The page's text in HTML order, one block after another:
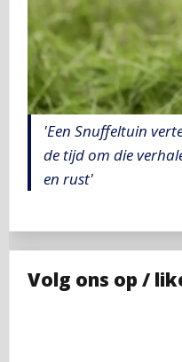
'Een Snuffeltuin
de tijd om die
en rust'
Volg ons op /